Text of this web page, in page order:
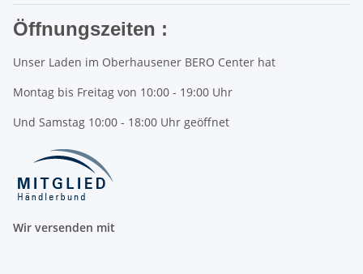
Öffnungszeiten :
Unser Laden im Oberhausener BERO Center hat
Montag bis Freitag von 10:00 - 19:00 Uhr
Und Samstag 10:00 - 18:00 Uhr geöffnet
Wir versenden mit